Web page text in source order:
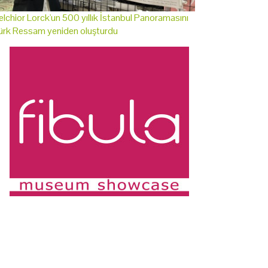
Lorck'un 500 yıllık İstanbul Panoramasını
Ressam yeniden oluşturdu